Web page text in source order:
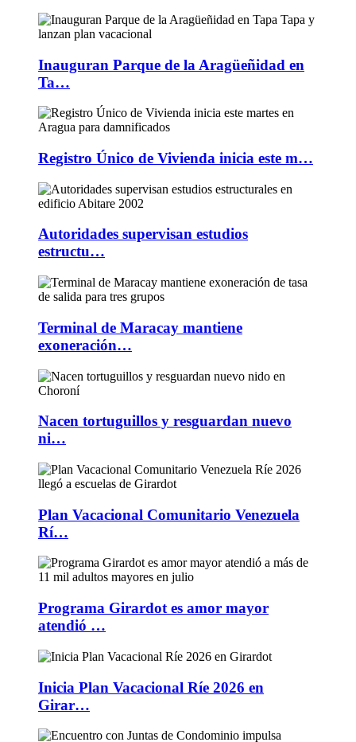
Inauguran Parque de la Aragüeñidad en
Ta…
Registro Único de Vivienda inicia este m…
Autoridades supervisan estudios
estructu…
Terminal de Maracay mantiene
exoneración…
Nacen tortuguillos y resguardan nuevo
ni…
Plan Vacacional Comunitario Venezuela
Rí…
Programa Girardot es amor mayor
atendió …
Inicia Plan Vacacional Ríe 2026 en
Girar…